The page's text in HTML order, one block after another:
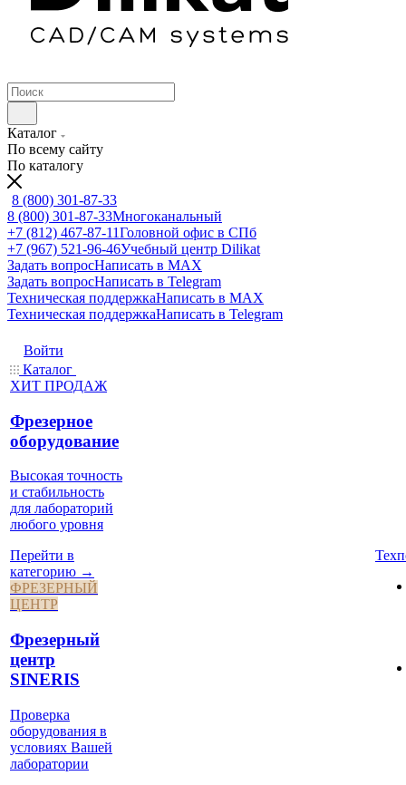
Каталог
По всему сайту
По каталогу
8 (800) 301-87-33
8 (800) 301-87-33Многоканальный
+7 (812) 467-87-11Головной офис в СПб
+7 (967) 521-96-46Учебный центр Dilikat
Задать вопросНаписать в MAX
Задать вопросНаписать в Telegram
Техническая поддержкаНаписать в MAX
Техническая поддержкаНаписать в Telegram
Войти
Каталог
ХИТ ПРОДАЖ
Фрезерное
оборудование
Высокая точность
и стабильность
для лабораторий
любого уровня
Перейти в
категорию →
ФРЕЗЕРНЫЙ
ЦЕНТР
Фрезерный
центр
SINERIS
Проверка
оборудования в
условиях Вашей
лаборатории